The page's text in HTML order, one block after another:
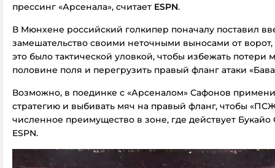
прессинг «Арсенала», считает ESPN.
В Мюнхене российский голкипер поначалу поставил
замешательство своими неточными выносами от ворот,
это было тактической уловкой, чтобы избежать потери
половине поля и перегрузить правый фланг атаки
Возможно, в поединке с «Арсеналом» Сафонов
стратегию и выбивать мяч на правый фланг, чтобы
численное преимущество в зоне, где действует Букайо
ESPN.